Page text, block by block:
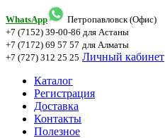
WhatsApp
Петропавловск (Офис)
+7 (7152) 39-00-86 для Астаны
+7 (7172) 69 57 57 для Алматы
+7 (727) 312 25 25 Личный кабинет
Каталог
Регистрация
Доставка
Контакты
Полезное